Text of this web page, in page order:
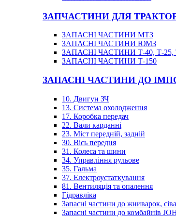
ЗАПЧАСТИНИ ДЛЯ
ЗАПАСНІ ЧАСТИНИ МТЗ
ЗАПАСНІ ЧАСТИНИ ЮМЗ
ЗАПАСНІ ЧАСТИНИ Т-40, Т-25,
ЗАПАСНІ ЧАСТИНИ Т-150
ЗАПАСНІ ЧАСТИНИ ДО
10. Двигун ЗЧ
13. Система охолодження
17. Коробка передач
22. Вали карданні
23. Міст передній, задній
30. Вісь передня
31. Колеса та шини
34. Управління рульове
35. Гальма
37. Електроустаткування
81. Вентиляція та опалення
Гідравліка
Запасні частини до жниварок,
Запасні частини до комбайнів